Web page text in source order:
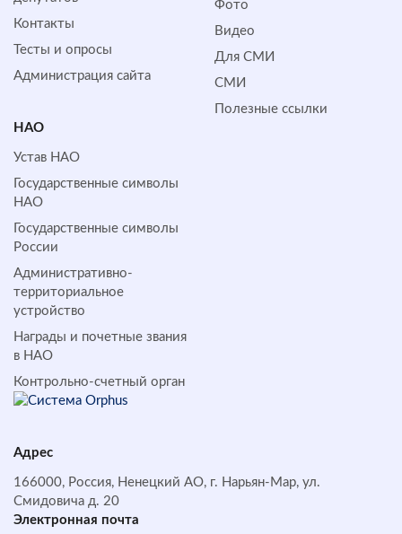
Контакты
Тесты и опросы
Администрация сайта
Фото
Видео
Для СМИ
СМИ
Полезные ссылки
НАО
Устав НАО
Государственные символы
НАО
Государственные символы
России
Административно-
территориальное
устройство
Награды и почетные звания
в НАО
Контрольно-счетный орган
Адрес
166000, Россия, Ненецкий АО, г. Нарьян-Мар, ул.
Смидовича д. 20
Электронная почта